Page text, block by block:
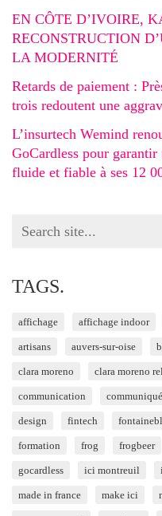
EN CÔTE D’IVOIRE,
RECONSTRUCTION
LA MODERNITÉ
Retards de paiement :
trois redoutent une
L’insurtech Wemind
GoCardless pour
fluide et fiable à ses 12
Search
TAGS.
affichage affichage indoor
artisans auvers-sur-oise
clara moreno clara moreno
communication
design fintech
formation frog frogbeer
gocardless ici montreuil
made in france make ici